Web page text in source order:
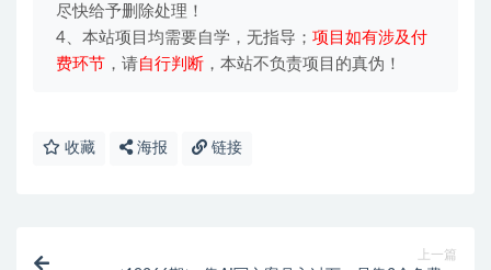
尽快给予删除处理！
4、本站项目均需要自学，无指导； 项目如有涉及付
费环节 ，请自行判断 ，本站不负责项目的真伪！
收藏 海报 链接
上一篇